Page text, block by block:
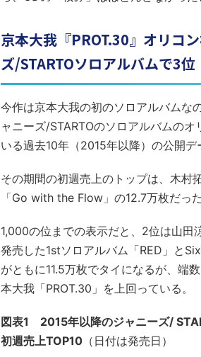
京本大我『PROT.30』オリコ
ズ/STARTOソロアルバムで3位
今作は京本大我の初のソロアルバムな
ャニーズ/STARTOのソロアルバムの
いる過去10年（2015年以降）の公開
その期間の初週売上のトップは、木村
「Go with the Flow」の12.7万枚だった
1,000の位までの表示だと、2位は山
発売した1stソロアルバム「RED」と
がともに11.5万枚でタイになるが、端
本大我「PROT.30」を上回っている。
図表1 2015年以降のジャニーズ/
初週売上TOP10 （日付は発売日）